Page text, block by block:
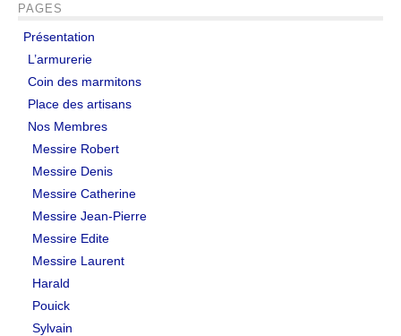
Clairemonde
Luce
Armorial
Mots et expressions d’origine médiévale
Impressions de fauconnerie
L’abbaye de Tintern
PAGES
Présentation
L’armurerie
Coin des marmitons
Place des artisans
Nos Membres
Messire Robert
Messire Denis
Messire Catherine
Messire Jean-Pierre
Messire Edite
Messire Laurent
Harald
Pouick
Sylvain